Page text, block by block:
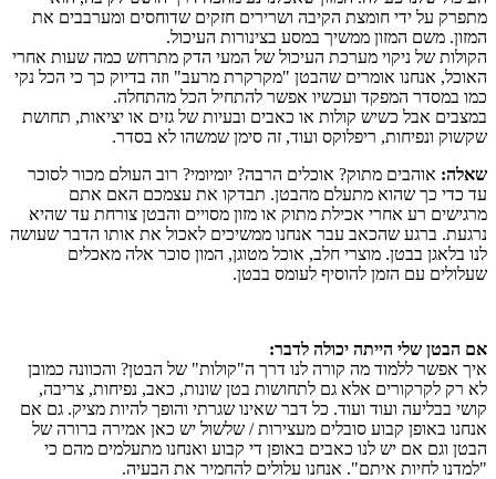
מתפרק על ידי חומצת הקיבה ושרירים חזקים שדוחסים ומערבבים את
המזון. משם המזון ממשיך במסע בצינורות העיכול.
הקולות של ניקוי מערכת העיכול של המעי הדק מתרחש כמה שעות אחרי
האוכל, אנחנו אומרים שהבטן "מקרקרת מרעב" וזה בדיוק כך כי הכל נקי
כמו במסדר המפקד ועכשיו אפשר להתחיל הכל מהתחלה.
במצבים אבל כשיש קולות או כאבים ובעיות של גזים או יציאות, תחושת
שקשוק ונפיחות, ריפלוקס ועוד, זה סימן שמשהו לא בסדר.
שאלה: אוהבים מתוק? אוכלים הרבה? יומיומי? רוב העולם מכור לסוכר
עד כדי כך שהוא מתעלם מהבטן. תבדקו את עצמכם האם אתם
מרגישים רע אחרי אכילת מתוק או מזון מסויים והבטן צורחת עד שהיא
נרגעת. ברגע שהכאב עבר אנחנו ממשיכים לאכול את אותו הדבר שעושה
לנו בלאגן בבטן. מוצרי חלב, אוכל מטוגן, המון סוכר אלה מאכלים
שעלולים עם הזמן להוסיף לעומס בבטן.
אם הבטן שלי הייתה יכולה לדבר:
איך אפשר ללמוד מה קורה לנו דרך ה"קולות" של הבטן? והכוונה כמובן
לא רק לקרקורים אלא גם לתחושות בטן שונות, כאב, נפיחות, צריבה,
קושי בבליעה ועוד ועוד. כל דבר שאינו שגרתי והופך להיות מציק. גם אם
אנחנו באופן קבוע סובלים מעצירות / שלשול יש כאן אמירה ברורה של
הבטן וגם אם יש לנו כאבים באופן די קבוע ואנחנו מתעלמים מהם כי
"למדנו לחיות איתם". אנחנו עלולים להחמיר את הבעיה.